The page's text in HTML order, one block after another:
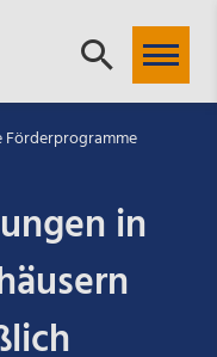
Förderprogramme
in